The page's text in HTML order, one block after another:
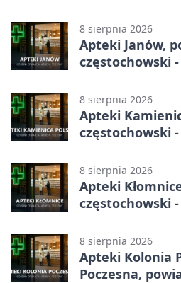
8 sierpnia 2026
Apteki Janów,
częstochowski
8 sierpnia 2026
Apteki
częstochowski
8 sierpnia 2026
Apteki
częstochowski
8 sierpnia 2026
Apteki Kolonia
Poczesna,